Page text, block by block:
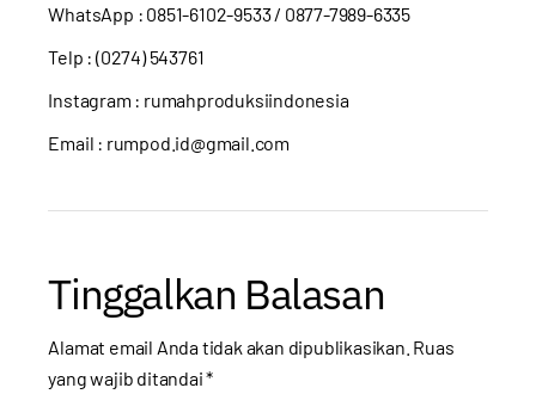
WhatsApp : 0851-6102-9533/ 0877-7989-6335
Telp : (0274) 543761
Instagram : rumahproduksiindonesia
Email : rumpod.id@gmail.com
Tinggalkan Balasan
Alamat email Anda tidak akan dipublikasikan. Ruas
yang wajib ditandai*